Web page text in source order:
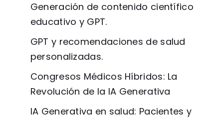
Generación de contenido científico
educativo y GPT.
GPT y recomendaciones de salud
personalizadas.
Congresos Médicos Híbridos: La
Revolución de la IA Generativa
IA Generativa en salud: Pacientes y